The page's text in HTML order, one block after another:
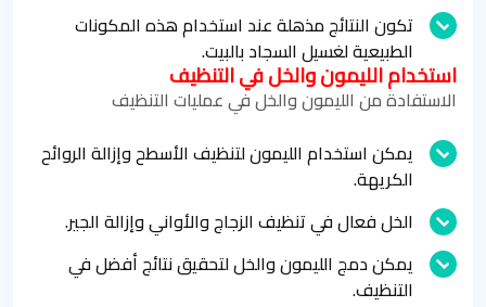
تكون النتائج مذهلة عند استخدام هذه المكونات
الطبيعية لغسيل السجاد بالبيت.
استخدام الليمون والخل في التنظيف
الاستفادة من الليمون والخل في عمليات التنظيف
يمكن استخدام الليمون لتنظيف الأسطح وإزالة الروائح
الكريهة.
الخل فعال في تنظيف الزجاج والأواني وإزالة الجير.
يمكن دمج الليمون والخل لتحقيق نتائج أفضل في
التنظيف.